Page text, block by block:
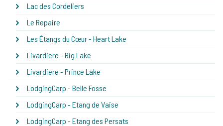
Lac des Cordeliers
Le Repaire
Les Étangs du Cœur - Heart Lake
Livardiere - Big Lake
Livardiere - Prince Lake
LodgingCarp - Belle Fosse
LodgingCarp - Etang de Vaise
LodgingCarp - Etang des Persats